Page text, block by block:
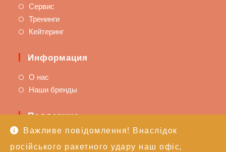
Важливе повідомлення! Внаслідок
російського ракетного удару наш офіс,
Сервис
Тренинги
Кейтеринг
Информация
О нас
Наши бренды
Поддержка
Доставка и оплата
Политика возврата